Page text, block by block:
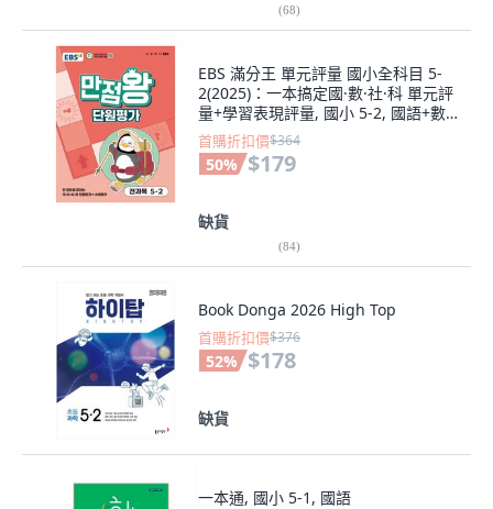
(68)
EBS 滿分王 單元評量 國小全科目 5-
2(2025)：一本搞定國·數·社·科 單元評
量+學習表現評量, 國小 5-2, 國語+數
學+社會+科學
首購折扣價$364
50% $179
缺貨
(84)
Book Donga 2026 High Top
首購折扣價$376
52% $178
缺貨
一本通, 國小 5-1, 國語